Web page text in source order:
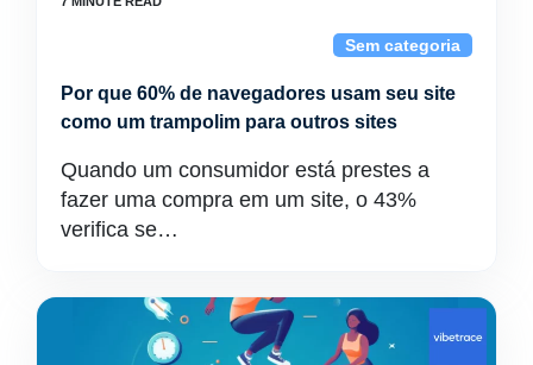
Sem categoria
Por que 60% de navegadores usam seu site
como um trampolim para outros sites
Quando um consumidor está prestes a
fazer uma compra em um site, o 43%
verifica se…